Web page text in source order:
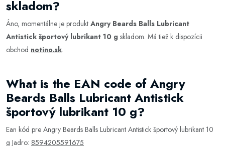
skladom?
Áno, momentálne je produkt Angry Beards Balls Lubricant
Antistick športový lubrikant 10 g skladom. Má tiež k dispozícii
obchod notino.sk.
What is the EAN code of Angry
Beards Balls Lubricant Antistick
športový lubrikant 10 g?
Ean kód pre Angry Beards Balls Lubricant Antistick športový lubrikant 10
g Jadro: 8594205591675